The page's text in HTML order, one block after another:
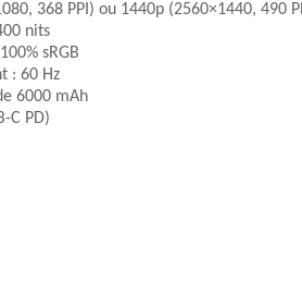
368 PPI) ou 1440p (2560×1440, 490
nits
sRGB
: 60 Hz
6000 mAh
C PD)